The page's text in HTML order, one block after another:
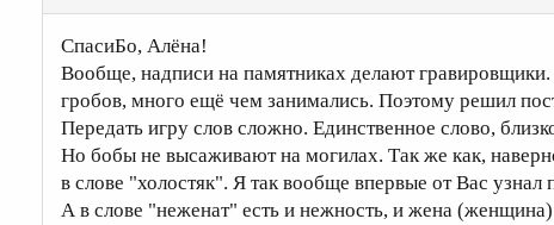
СпасиБо, Алёна!
Вообще, надписи на памятниках делают
гробов, много ещё чем занимались. Поэтому решил
Передать игру слов сложно. Единственное слово,
Но бобы не высаживают на могилах. Так же как,
в слове "холостяк". Я так вообще впервые от Вас узнал
А в слове "неженат" есть и нежность, и жена